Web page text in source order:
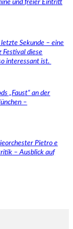
und freier Eintritt
Sekunde – eine
Festival diese
interessant ist.
„Faust“ an der
–
Pietro e
– Ausblick auf